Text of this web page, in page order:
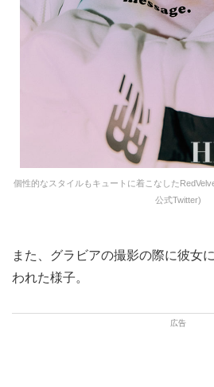
個性的なスタイルもキュートに着こなした
公式Twitter)
また、グラビアの撮影の際に彼女
われた様子。